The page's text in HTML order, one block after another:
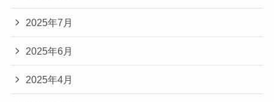
2025年7月
2025年6月
2025年4月